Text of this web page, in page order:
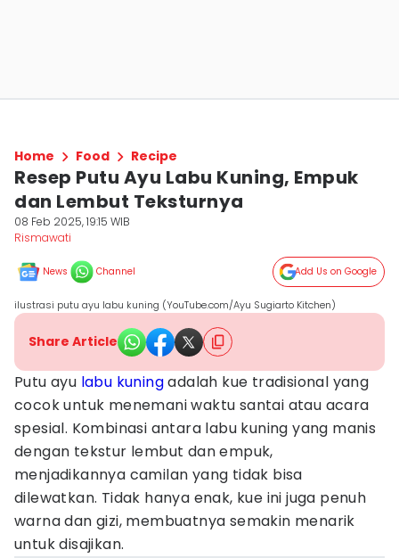
Home Food Recipe
Resep Putu Ayu Labu Kuning, Empuk
dan Lembut Teksturnya
08 Feb 2025, 19:15 WIB
Rismawati
News Channel Add Us on Google
ilustrasi putu ayu labu kuning (YouTube.com/Ayu Sugiarto Kitchen)
Share Article
Putu ayu labu kuningadalah kue tradisional yang
cocok untuk menemani waktu santai atau acara
spesial. Kombinasi antara labu kuning yang manis
dengan tekstur lembut dan empuk,
menjadikannya camilan yang tidak bisa
dilewatkan. Tidak hanya enak, kue ini juga penuh
warna dan gizi, membuatnya semakin menarik
untuk disajikan.